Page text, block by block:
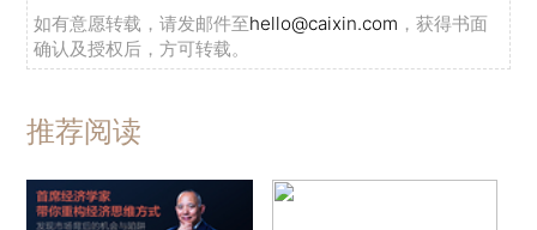
如有意愿转载，请发邮件至hello@caixin.com ，获得书面
确认及授权后，方可转载。
推荐阅读